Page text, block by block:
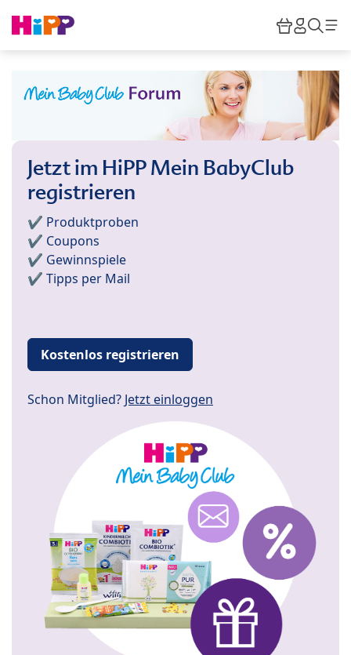
HiPP
Jetzt im HiPP Mein BabyClub
registrieren
✔️ Produktproben
✔️ Coupons
✔️ Gewinnspiele
✔️ Tipps per Mail
Kostenlos registrieren
Schon Mitglied? Jetzt einloggen